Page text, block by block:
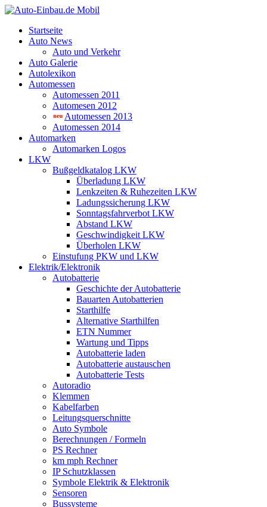
Startseite
Auto News
Auto und Verkehr
Auto Galerie
Autolexikon
Automessen
Automessen 2011
Automesen 2012
Automessen 2013
Automessen 2014
Automarken
Automarken Logos
LKW
Bußgeldkatalog LKW
Überladung LKW
Lenkzeiten & Ruhezeiten LKW
Ladungssicherung LKW
Sonntagsfahrverbot LKW
Abstand LKW
Geschwindigkeit LKW
Überholen LKW
Einstufung PKW und LKW
Elektrik/Elektronik
Autobatterie
Geschichte der Autobatterie
Bauarten Autobatterien
Starthilfe
Alternative Starthilfen
ETN Nummer
Wartung und Tipps
Autobatterie laden
Autobatterie austauschen
Autobatterie Tests
Autoradio
Klemmen
Kabelfarben
Leitungsquerschnitte
Auto Symbole
Berechnungen / Formeln
PS Rechner
km mph Rechner
IP Schutzklassen
Symbole Elektrik & Elektronik
Sensoren
Bussysteme